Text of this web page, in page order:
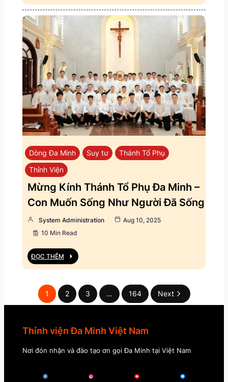
Dòng Đa Minh Suy tư
Thánh Tổ Phụ
Thỉnh Viện
Mừng Kính Thánh Tổ Phụ Đa Minh –
Con Muốn Sống Như Người Đã Sống
System Administration
Aug 10, 2025
10 Min Read
ĐỌC THÊM
1 2 3 … 164 Next
Thỉnh viện Đa Minh Việt Nam
Nơi đón nhận và đào tạo ơn gọi Đa Minh tại Việt Nam